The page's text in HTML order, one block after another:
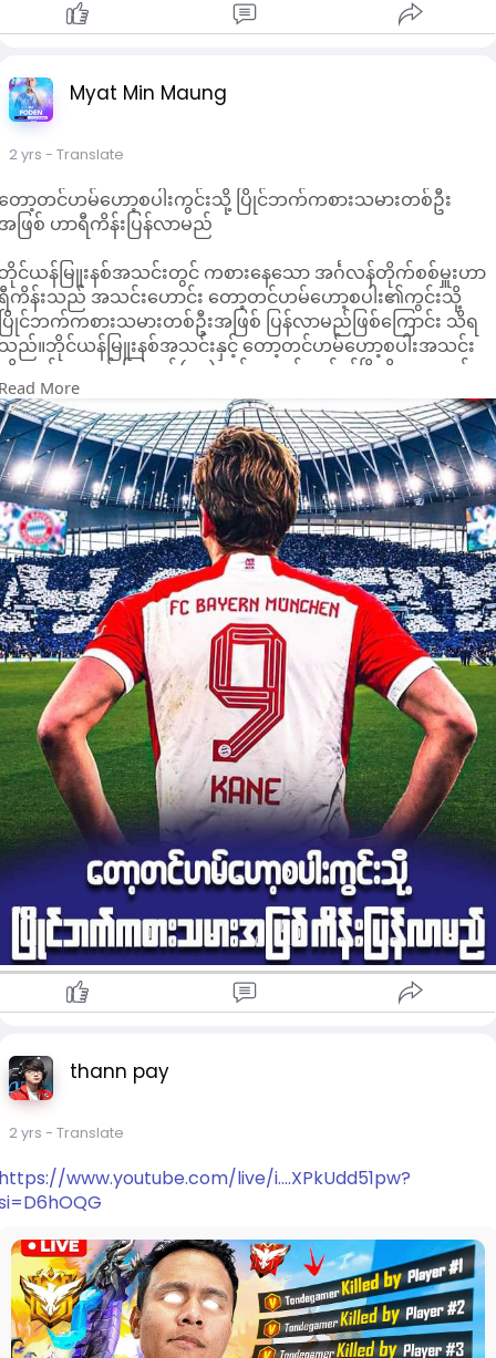
Myat Min Maung
2 yrs - Translate
ော့တင်ဟမ်ဟော့စပါးကွင်းသို့ ပြိုင်ဘက်ကစားသမားတစ်ဦး
ဖြစ် ဟာရီကိန်းပြန်လာမည်
င်ယန်မြူးနစ်အသင်းတွင် ကစားနေသော အင်္ဂလန်တိုက်စစ်မှူးဟာ
ကိန်းသည် အသင်းဟောင်း တော့တင်ဟမ်ဟော့စပါး၏ကွင်းသို့
ြိုင်ဘက်ကစားသမားတစ်ဦးအဖြစ် ပြန်လာမည်ဖြစ်ကြောင်း သိရ
ည်။ဘိုင်ယန်မြူးနစ်အသင်းနှင့် တော့တင်ဟမ်ဟော့စပါးအသင်း
သည် ယခုနှစ် သြဂုတ်(၁၀)ရက်နေ့တွင် လန်ဒန်မြို့ရှိ တော့တင်ဟ
ဟော့စပါးအသင်း၏ကွင်း၌ ရာသီကြိုခြေစမ်းပွဲကစားရန်စီစဉ်ထား
ြီး ဟာရီကိန်းသာမက ဘိုင်ယန်မြူးနစ်ကွင်းလယ်လူ အဲရစ်ဒိုင်ယာမှာ
ည်း အသင်းဟောင်းကို ပြန်ရင်ဆိုင်ရမည်ဖြစ်သည်။ဘိုင်ယန်မြူး
စ်အသင်းနှင့် တော့တင်ဟမ်ဟော့စပါးအသင်းတို့သည်
၂၀၁၉-၂၀)ချန်ပီယံလိဂ်အုပ်စုအဆင့်တွင် နောက်ဆုံးတွေ့ဆုံခဲ့ဖူးပြီး
စဉ်က ဘိုင်ယန်မြူးနစ်အသင်းက တော့တင်ဟမ်ဟော့စပါးအသင်း
ပထမအကျော့အဝေးကွင်းတွင် (၇-၂)ဂိုး၊ဒုတိယအကျော့အိမ်
င်းတွင် (၃-၁)ဂိုးရလဒ်များဖြင့် ပြတ်ပြတ်သားသားအနိုင်ယူခဲ့
ည်။
More
thann pay
2 yrs - Translate
www.youtube.com/live/i....XPkUdd51pw?